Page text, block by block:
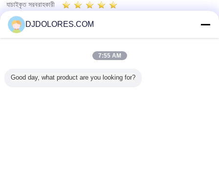
যাচাইকৃত সরবরাহকারী
Trust Seal
সব পণ্য
DJDOLORES.COM
7:55 AM
Good day, what product are you looking for?